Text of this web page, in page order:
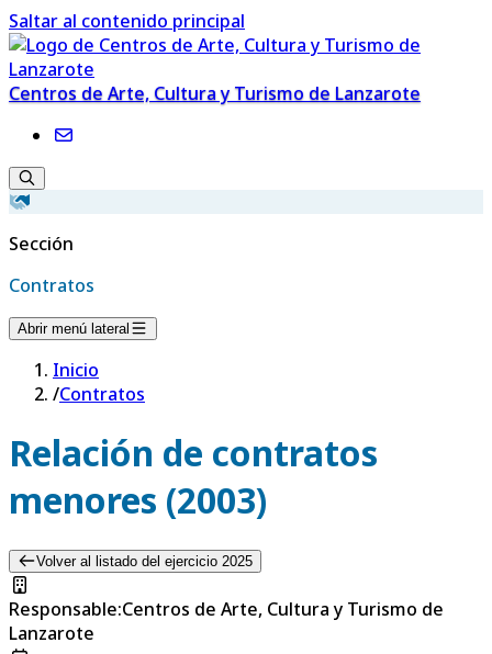
Saltar al contenido principal
Centros de Arte, Cultura y Turismo de Lanzarote
Sección
Contratos
Abrir menú lateral
Inicio
/Contratos
Relación de contratos
menores (2003)
Volver al listado del ejercicio 2025
Responsable:Centros de Arte, Cultura y Turismo de
Lanzarote